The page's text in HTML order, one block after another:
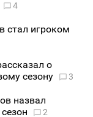
4
стал игроком
о
сезону
3
назвал
2